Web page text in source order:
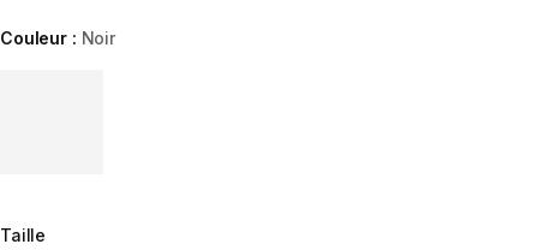
Couleur : Noir
Taille